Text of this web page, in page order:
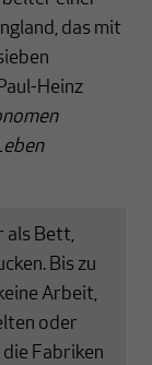
das mit
Heinz
als Bett,
Bis zu
Arbeit,
oder
Fabriken